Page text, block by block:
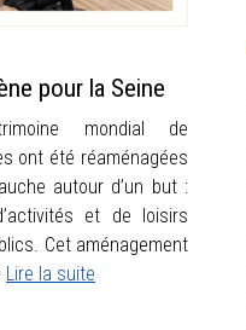
pour la Seine
mondial de
ont été réaménagées
autour d’un but :
et de loisirs
Cet aménagement
Lire la suite